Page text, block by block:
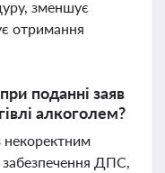
зменшує
отримання
поданні заяв
алкоголем?
некоректним
ДПС,